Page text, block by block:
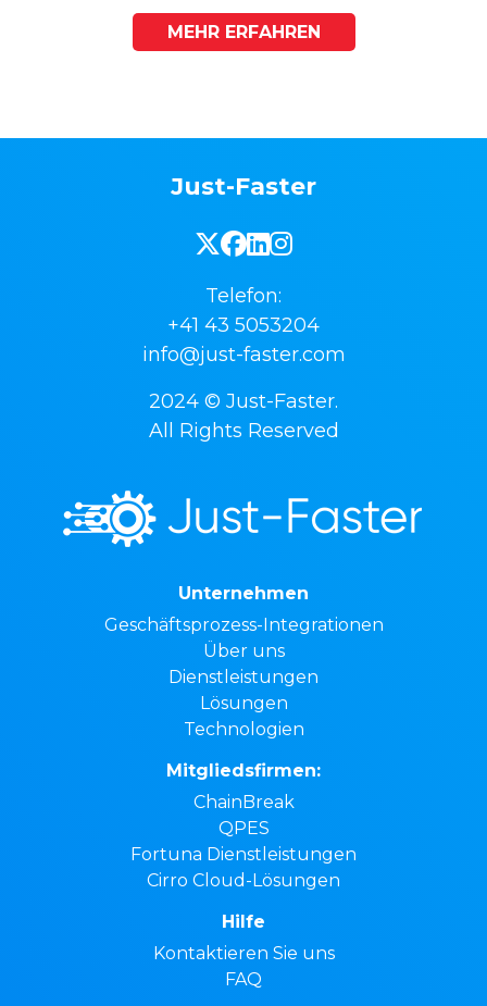
MEHR ERFAHREN
Just-Faster
Telefon:
+41 43 5053204
info@just-faster.com
2024 © Just-Faster.
All Rights Reserved
Unternehmen
Geschäftsprozess-Integrationen
Über uns
Dienstleistungen
Lösungen
Technologien
Mitgliedsfirmen:
ChainBreak
QPES
Fortuna Dienstleistungen
Cirro Cloud-Lösungen
Hilfe
Kontaktieren Sie uns
FAQ